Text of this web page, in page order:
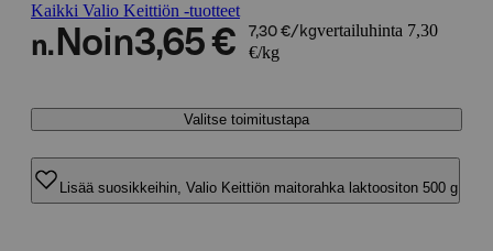
Kaikki Valio Keittiön -tuotteet
n. Noin3,65 € 7,30 €/kgvertailuhinta 7,30
€/kg
Valitse toimitustapa
Lisää suosikkeihin, Valio Keittiön maitorahka laktoositon 500 g